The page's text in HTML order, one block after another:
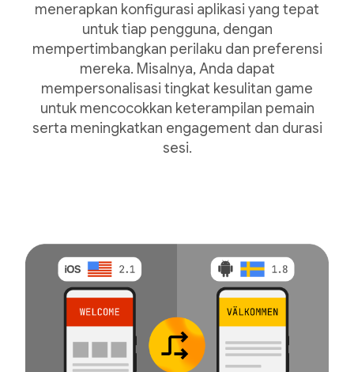
menerapkan konfigurasi aplikasi yang tepat
untuk tiap pengguna, dengan
mempertimbangkan perilaku dan preferensi
mereka. Misalnya, Anda dapat
mempersonalisasi tingkat kesulitan game
untuk mencocokkan keterampilan pemain
serta meningkatkan engagement dan durasi
sesi.